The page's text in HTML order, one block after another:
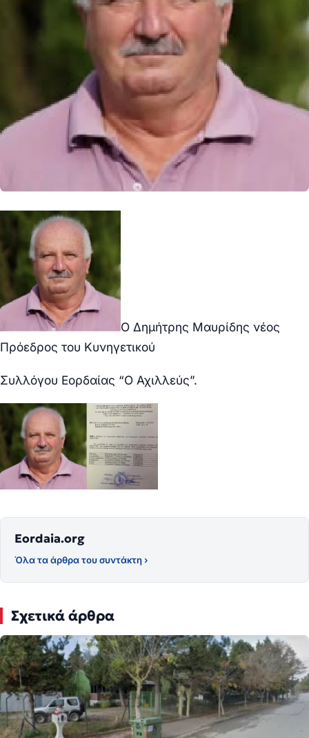
Ο Δημήτρης Μαυρίδης νέος
Πρόεδρος του Κυνηγετικού
Συλλόγου Εορδαίας “Ο Αχιλλεύς”.
Eordaia.org
Όλα τα άρθρα του συντάκτη ›
Σχετικά άρθρα